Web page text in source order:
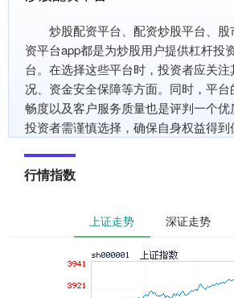
炒股配资平台、配资炒股平台、
资平台app都是为炒股用户提供杠杆投
台。在选择这些平台时，投资者应关
况、资金安全保障等方面。同时，平
畅度以及客户服务质量也是评判一个优
投资者需谨慎选择，确保自身权益得到
行情指数
上证走势 深证走势